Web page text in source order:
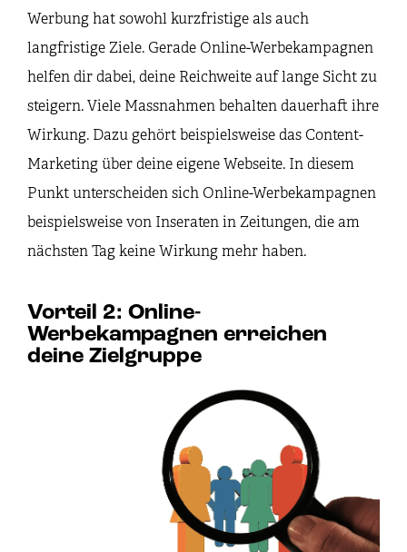
Werbung hat sowohl kurzfristige als auch
langfristige Ziele. Gerade Online-Werbekampagnen
helfen dir dabei, deine Reichweite auf lange Sicht zu
steigern. Viele Massnahmen behalten dauerhaft ihre
Wirkung. Dazu gehört beispielsweise das Content-
Marketing über deine eigene Webseite. In diesem
Punkt unterscheiden sich Online-Werbekampagnen
beispielsweise von Inseraten in Zeitungen, die am
nächsten Tag keine Wirkung mehr haben.
Vorteil 2: Online-
Werbekampagnen erreichen
deine Zielgruppe